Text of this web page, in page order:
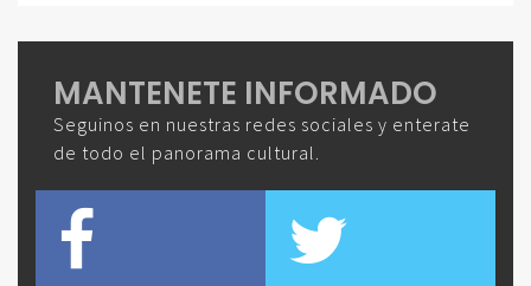
MANTENETE INFORMADO
Seguinos en nuestras redes sociales y enterate
de todo el panorama cultural.